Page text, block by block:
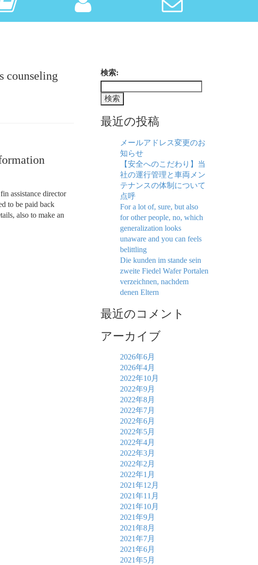
counseling
assistance director
to be paid back
also to make an
検索:
最近の投稿
メールアドレス変更のお
知らせ
【安全へのこだわり】当
社の運行管理と車両メン
テナンスの体制について
点呼
For a lot of, sure, but also
for other people, no, which
generalization looks
unaware and you can feels
belittling
Die kunden im stande sein
zweite Fiedel Wafer Portalen
verzeichnen, nachdem
denen Eltern
最近のコメント
アーカイブ
2026年6月
2026年4月
2022年10月
2022年9月
2022年8月
2022年7月
2022年6月
2022年5月
2022年4月
2022年3月
2022年2月
2022年1月
2021年12月
2021年11月
2021年10月
2021年9月
2021年8月
2021年7月
2021年6月
2021年5月